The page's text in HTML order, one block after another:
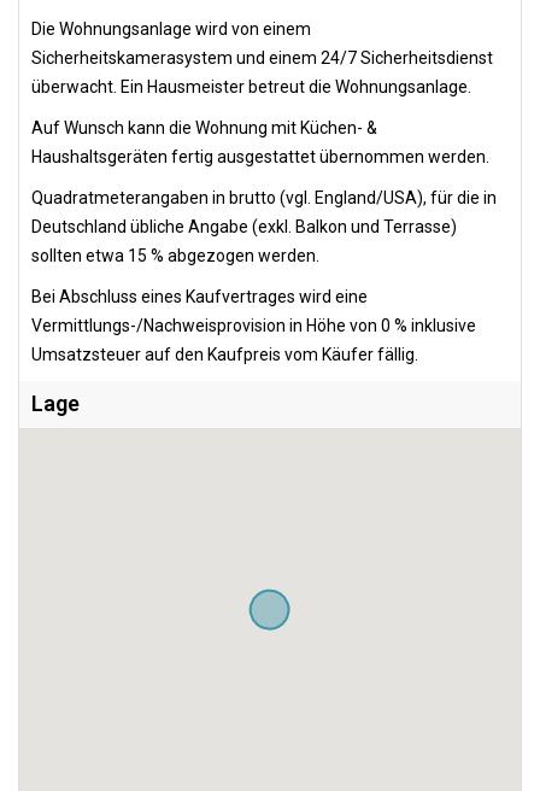
Die Wohnungsanlage wird von einem
Sicherheitskamerasystem und einem 24/7 Sicherheitsdienst
überwacht. Ein Hausmeister betreut die Wohnungsanlage.
Auf Wunsch kann die Wohnung mit Küchen- &
Haushaltsgeräten fertig ausgestattet übernommen werden.
Quadratmeterangaben in brutto (vgl. England/USA), für die in
Deutschland übliche Angabe (exkl. Balkon und Terrasse)
sollten etwa 15 % abgezogen werden.
Bei Abschluss eines Kaufvertrages wird eine
Vermittlungs-/Nachweisprovision in Höhe von 0 % inklusive
Umsatzsteuer auf den Kaufpreis vom Käufer fällig.
Lage